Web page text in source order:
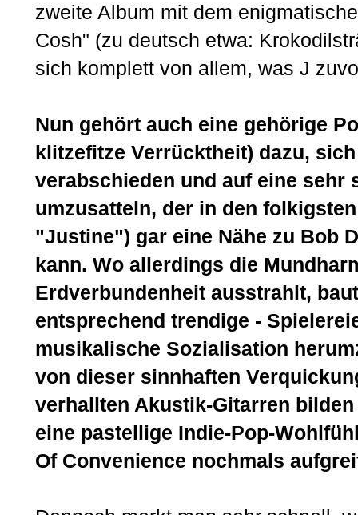
zweite Album mit dem
Cosh" (zu deutsch etwa:
sich komplett von allem, was J
Nun gehört auch eine gehörige
klitzefitze Verrücktheit) dazu,
verabschieden und auf eine sehr
umzusatteln, der in den
"Justine") gar eine Nähe zu Bob
kann. Wo allerdings die
Erdverbundenheit ausstrahlt,
entsprechend trendige -
musikalische Sozialisation
von dieser sinnhaften
verhallten Akustik-Gitarren
eine pastellige Indie-Pop-
Of Convenience nochmals